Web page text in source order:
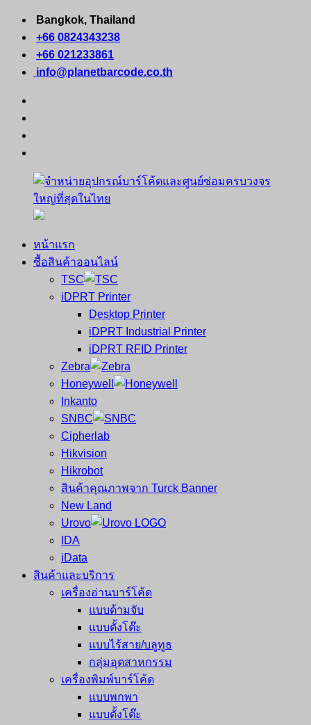
Skip
content
Bangkok, Thailand
+66 0824343238
+66 021233861
info@planetbarcode.co.th
จำหน่าย
คอมพิวเตอร์
หน้าแรก
ซื้อสินค้าออนไลน์
TSC
iDPRT Printer
Desktop Printer
iDPRT Industrial Printer
iDPRT RFID Printer
Zebra
Honeywell
Inkanto
SNBC
Cipherlab
Hikvision
Hikrobot
สินค้าคุณภาพจาก Turck Banner
New Land
Urovo
IDA
iData
สินค้าและบริการ
เครื่องอ่านบาร์โค้ด
แบบด้ามจับ
แบบตั้งโต๊ะ
แบบไร้สาย/บลูทูธ
กลุ่มอุตสาหกรรม
เครื่องพิมพ์บาร์โค้ด
แบบพกพา
แบบตั้งโต๊ะ